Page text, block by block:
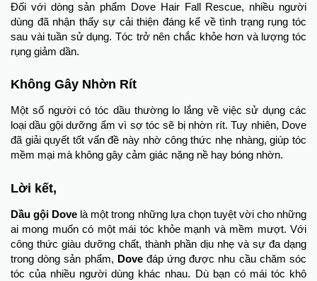
Đối với dòng sản phẩm Dove Hair Fall Rescue, nhiều người
dùng đã nhận thấy sự cải thiện đáng kể về tình trạng rụng tóc
sau vài tuần sử dụng. Tóc trở nên chắc khỏe hơn và lượng tóc
rụng giảm dần.
Không Gây Nhờn Rít
Một số người có tóc dầu thường lo lắng về việc sử dụng các
loại dầu gội dưỡng ẩm vì sợ tóc sẽ bị nhờn rít. Tuy nhiên, Dove
đã giải quyết tốt vấn đề này nhờ công thức nhẹ nhàng, giúp tóc
mềm mại mà không gây cảm giác nặng nề hay bóng nhờn.
Lời kết,
Dầu gội Dove là một trong những lựa chọn tuyệt vời cho những
ai mong muốn có một mái tóc khỏe mạnh và mềm mượt. Với
công thức giàu dưỡng chất, thành phần dịu nhẹ và sự đa dạng
trong dòng sản phẩm, Doveđáp ứng được nhu cầu chăm sóc
tóc của nhiều người dùng khác nhau. Dù bạn có mái tóc khô